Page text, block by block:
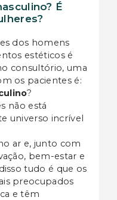
É
dos homens
estéticos é
consultório, uma
os pacientes é:
?
não está
universo incrível
ar e, junto com
bem-estar e
tudo é que os
preocupados
e têm